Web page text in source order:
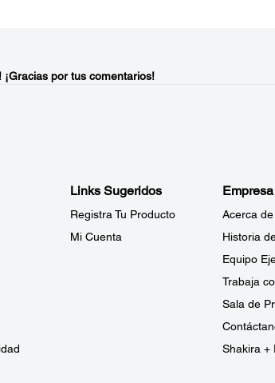
¡Gracias por tus comentarios!
Links Sugeridos
Registra Tu Producto
Mi Cuenta
Empresa
Acerca
Historia
Equipo
Trabaja
Sala de
Shakira +